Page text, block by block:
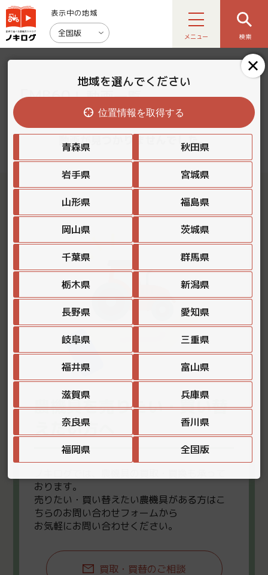
表示中の地域
全国版 メニュー 検索
「MB60」動画一覧
動画が見つかりませんでした。
農機具を売りたい・買い替
えたい方へ
おります。
売りたい・買い替えたい農機具がある方はこ
ちらのお問い合わせフォームから
お気軽にお問い合わせください。
買取・買替のご相談
地域を選んでください
位置情報を取得する
青森県 秋田県
岩手県 宮城県
山形県 福島県
岡山県 茨城県
千葉県 群馬県
栃木県 新潟県
長野県 愛知県
岐阜県 三重県
福井県 富山県
滋賀県 兵庫県
奈良県 香川県
福岡県 全国版